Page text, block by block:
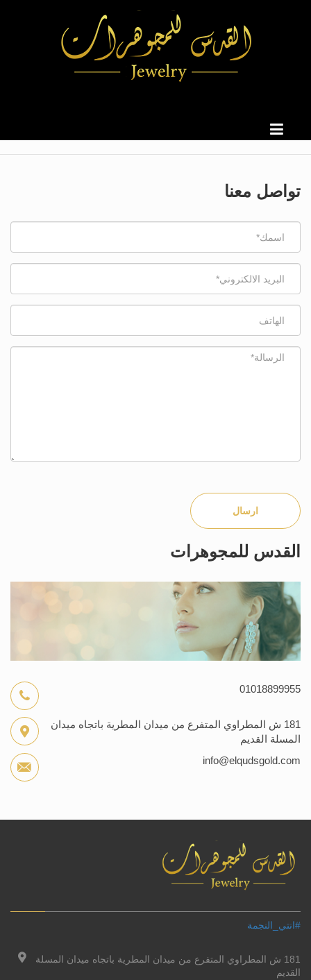
تواصل معنا
ارسال
القدس للمجوهرات
01018899955
181 ش المطراوي المتفرع من ميدان المطرية باتجاه ميدان
المسلة القديم
info@elqudsgold.com
#انتي_النجمة
181 ش المطراوي المتفرع من ميدان المطرية باتجاه ميدان المسلة
القديم